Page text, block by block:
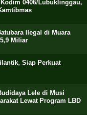
0406/Lubuklinggau,
Ilegal di Muara
Miliar
Siap Perkuat
Lele di Musi
Lewat Program LBD